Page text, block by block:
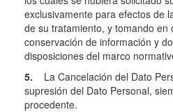
exclusivamente para efectos de
de su tratamiento, y tomando en
conservación de información y
disposiciones del marco
5. La Cancelación del Dato
supresión del Dato Personal,
procedente.